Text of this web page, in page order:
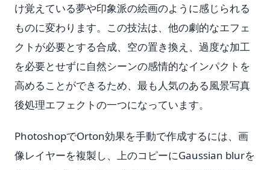
け覚えている夢や印象派の絵画のように感じられる
ものに変わります。この技法は、他の劇的なエフェ
クトが必要とする合成、空の置き換え、過度な加工
を必要とせずに自然シーンの感情的なインパクトを
高めることができるため、最も人気のある風景写真
後処理エフェクトの一つになっています。
PhotoshopでOrton効果を手動で作成するには、画
像レイヤーを複製し、上のコピーにGaussian blurを